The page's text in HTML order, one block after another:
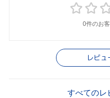
0件のお
レビュ
すべてのレ